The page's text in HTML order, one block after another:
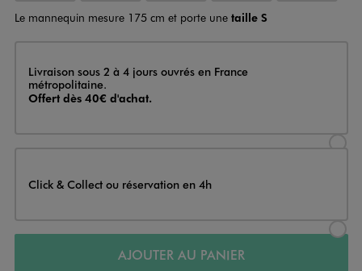
Le mannequin mesure 175 cm et porte une taille S
Livraison
Livraison sous 2 à 4 jours ouvrés en France
métropolitaine.
Offert dès 40€ d'achat.
Click & Collect ou réservation en 4h
AJOUTER AU PANIER